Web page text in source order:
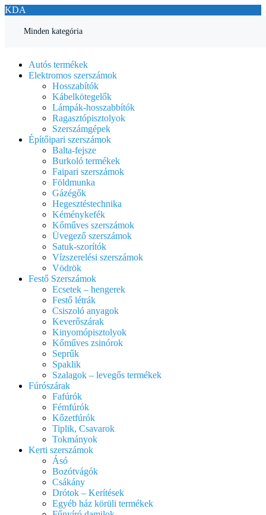
KDA
Minden kategória
Autós termékek
Elektromos szerszámok
Hosszabítók
Kábelkötegelők
Lámpák-hosszabbítók
Ragasztópisztolyok
Szerszámgépek
Építőipari szerszámok
Balta-fejsze
Burkoló termékek
Faipari szerszámok
Földmunka
Gázégők
Hegesztéstechnika
Kéménykefék
Kőműves szerszámok
Üvegező szerszámok
Satuk-szorítók
Vízszerelési szerszámok
Vödrök
Festő Szerszámok
Ecsetek – hengerek
Festő létrák
Csiszoló anyagok
Keverőszárak
Kinyomópisztolyok
Kőműves zsinórok
Seprűk
Spaklik
Szalagok – levegős termékek
Fúrószárak
Fafúrók
Fémfúrók
Kőzetfúrók
Tiplik, Csavarok
Tokmányok
Kerti szerszámok
Ásó
Bozótvágók
Csákány
Drótok – Kerítések
Egyéb ház körüli termékek